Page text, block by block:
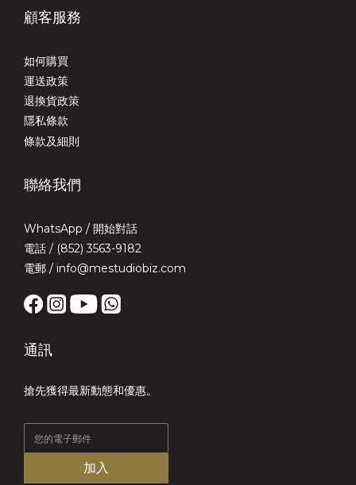
顧客服務
如何購買
運送政策
退換貨政策
隱私條款
條款及細則
聯絡我們
WhatsApp / 開始對話
電話 / (852) 3563-9182
電郵 / info@mestudiobiz.com
通訊
搶先獲得最新動態和優惠。
加入